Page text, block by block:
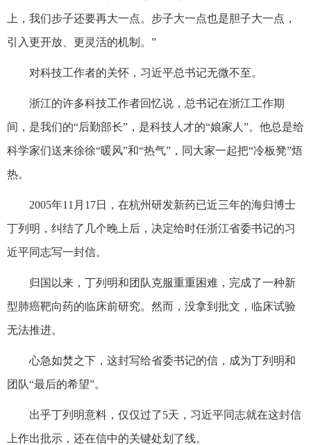
上，我们步子还要再大一点。步子大一点也是胆子大一点，
引入更开放、更灵活的机制。”
对科技工作者的关怀，习近平总书记无微不至。
浙江的许多科技工作者回忆说，总书记在浙江工作期
间，是我们的“后勤部长”，是科技人才的“娘家人”。他总是给
科学家们送来徐徐“暖风”和“热气”，同大家一起把“冷板凳”焐
热。
2005年11月17日，在杭州研发新药已近三年的海归博士
丁列明，纠结了几个晚上后，决定给时任浙江省委书记的习
近平同志写一封信。
归国以来，丁列明和团队克服重重困难，完成了一种新
型肺癌靶向药的临床前研究。然而，没拿到批文，临床试验
无法推进。
心急如焚之下，这封写给省委书记的信，成为丁列明和
团队“最后的希望”。
出乎丁列明意料，仅仅过了5天，习近平同志就在这封信
上作出批示，还在信中的关键处划了线。